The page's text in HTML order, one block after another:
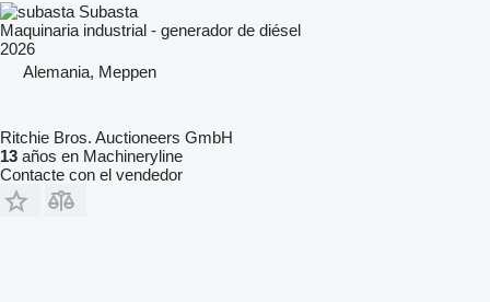
Subasta
Maquinaria industrial - generador de diésel
2026
Alemania, Meppen
Ritchie Bros. Auctioneers GmbH
13 años en Machineryline
Contacte con el vendedor